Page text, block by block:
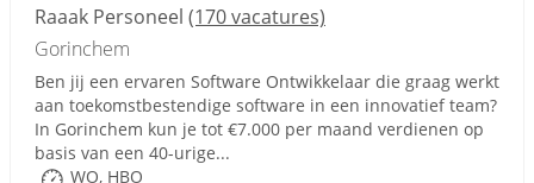
Raaak Personeel (170 vacatures)
Gorinchem
Ben jij een ervaren Software Ontwikkelaar die graag werkt
aan toekomstbestendige software in een innovatief team?
In Gorinchem kun je tot €7.000 per maand verdienen op
basis van een 40-urige...
WO, HBO